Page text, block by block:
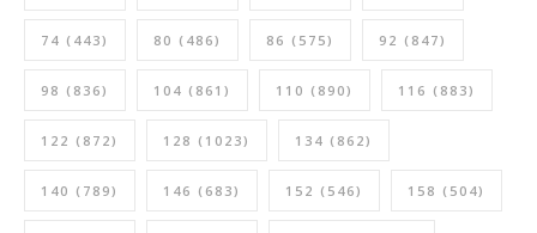
74 (443) 80 (486) 86 (575) 92 (847)
98 (836) 104 (861) 110 (890) 116 (883)
122 (872) 128 (1023) 134 (862)
140 (789) 146 (683) 152 (546) 158 (504)